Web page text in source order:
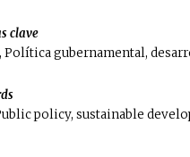
clave
Política gubernamental,
policy, sustainable